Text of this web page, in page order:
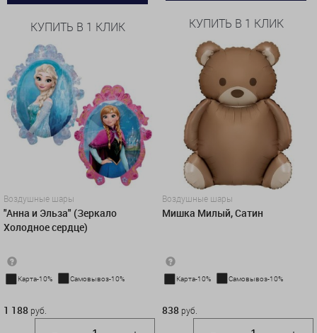
КУПИТЬ В 1 КЛИК КУПИТЬ В 1 КЛИК
Воздушные шары
"Анна и Эльза" (Зеркало
Холодное сердце)
Карта-10% Самовывоз-10%
1 188 руб.
Воздушные шары
Мишка Милый, Сатин
Карта-10% Самовывоз-10%
838 руб.